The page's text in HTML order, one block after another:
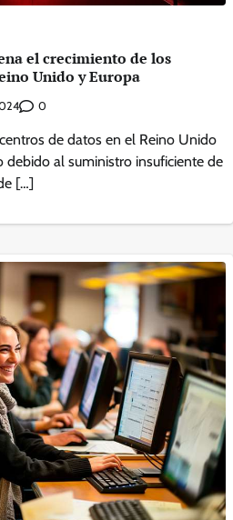
el crecimiento de los
Unido y Europa
0
de datos en el Reino Unido
debido al suministro insuficiente de
[…]